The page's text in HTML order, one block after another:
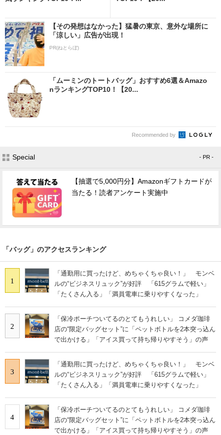
【その発想はなかった】猛暑の東京、意外な場所に
「涼しい」広告が出現！
PR(ねとらぼ)
「ムーミンのトートバッグ」おすすめ6選＆Amazo
nランキングTOP10！【20...
Recommended by
Special - PR -
【抽選で5,000円分】Amazonギフトカードが
当たる！読者アンケート実施中
「バッグ」のアクセスランキング
1
「通勤用に買ったけど、めちゃくちゃ良い！」 モンベ
ルの“ビジネスリュック”が好評 「615グラムで軽い」
「たくさん入る」「満員電車に乗りやすくなった」
2
「保冷ポーチついてるのとてもうれしい」 コメダ珈琲
店の“限定バッグセット”に「ペットボトルを2本突っ込ん
で出かける」「アイス買って持ち帰りやすそう」の声
3
「通勤用に買ったけど、めちゃくちゃ良い！」 モンベ
ルの“ビジネスリュック”が好評 「615グラムで軽い」
「たくさん入る」「満員電車に乗りやすくなった」
4
「保冷ポーチついてるのとてもうれしい」 コメダ珈琲
店の“限定バッグセット”に「ペットボトルを2本突っ込ん
で出かける」「アイス買って持ち帰りやすそう」の声